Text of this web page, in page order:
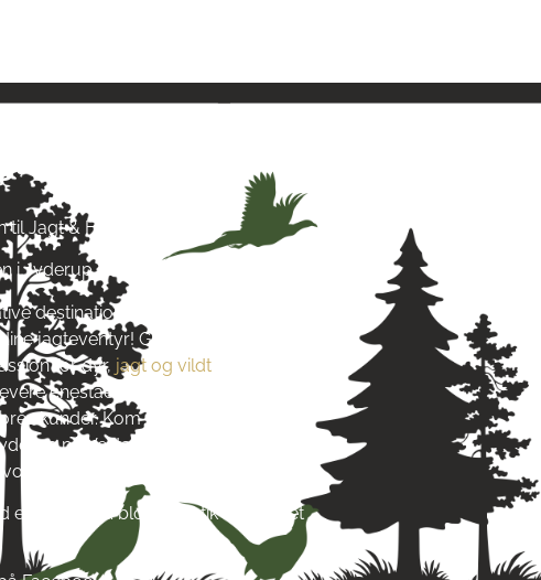
& Hund
til Jagt & Hund
i Jyderup
destination for alt, hvad du
jagteventyr! Grundlagt i 2016
for dyr, jagt og vildt. Vi stræber
enestående produkter og
kunder. Kom og besøg os tæt på
på Vestsjælland og lad dig
passion.
er mere end blot en butik – det er et